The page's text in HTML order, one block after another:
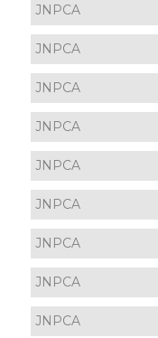
JNPCA
JNPCA
JNPCA
JNPCA
JNPCA
JNPCA
JNPCA
JNPCA
JNPCA